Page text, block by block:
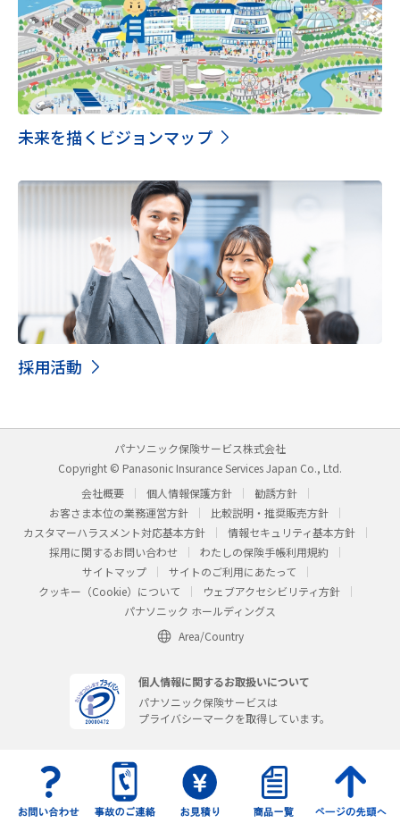
未来を描くビジョンマップ
採用活動
パナソニック保険サービス株式会社
Copyright © Panasonic Insurance Services Japan Co., Ltd.
会社概要
個人情報保護方針
勧誘方針
お客さま本位の業務運営方針
比較説明・推奨販売方針
カスタマーハラスメント対応基本方針
情報セキュリティ基本方針
採用に関するお問い合わせ
わたしの保険手帳利用規約
サイトマップ
サイトのご利用にあたって
クッキー（Cookie）について
ウェブアクセシビリティ方針
パナソニック ホールディングス
Area/Country
個人情報に関するお取扱いについて
パナソニック保険サービスは
プライバシーマークを取得しています。